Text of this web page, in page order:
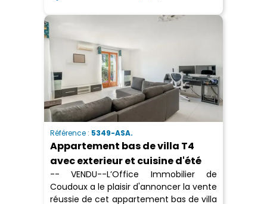
Référence : 5349-ASA.
Appartement bas de villa T4
avec exterieur et cuisine d'été
-- VENDU--L’Office Immobilier de
Coudoux a le plaisir d'annoncer la vente
réussie de cet appartement bas de villa